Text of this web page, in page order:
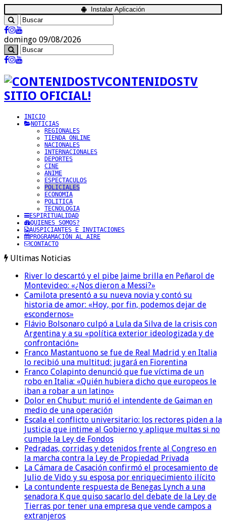
Instalar Aplicación
domingo 09/08/2026
CONTENIDOSTV
SITIO OFICIAL!
INICIO
NOTICIAS
REGIONALES
TIENDA ONLINE
NACIONALES
INTERNACIONALES
DEPORTES
CINE
ANIME
ESPECTACULOS
POLICIALES
ECONOMIA
POLITICA
TECNOLOGIA
ESPIRITUALIDAD
QUIENES SOMOS?
AUSPICIANTES E INVITACIONES
PROGRAMACIÓN AL AIRE
CONTACTO
Ultimas Noticias
River lo descartó y el pibe Jaime brilla en Peñarol de
Montevideo: «¿Nos dieron a Messi?»
Camilota presentó a su nueva novia y contó su
historia de amor: «Hoy, por fin, podemos dejar de
escondernos»
Flávio Bolsonaro culpó a Lula da Silva de la crisis con
Argentina y a su «política exterior ideologizada y de
confrontación»
Franco Mastantuono se fue de Real Madrid y en Italia
lo recibió una multitud: jugará en Fiorentina
Franco Colapinto denunció que fue víctima de un
robo en Italia: «Quién hubiera dicho que europeos le
iban a robar a un latino»
Dolor en Chubut: murió el intendente de Gaiman en
medio de una operación
Escala el conflicto universitario: los rectores piden a la
Justicia que intime al Gobierno y aplique multas si no
cumple la Ley de Fondos
Pedradas, corridas y detenidos frente al Congreso en
la marcha contra la Ley de Propiedad Privada
La Cámara de Casación confirmó el procesamiento de
Julio de Vido y su esposa por enriquecimiento ilícito
La contundente respuesta de Benegas Lynch a una
senadora K que quiso sacarlo del debate de la Ley de
Tierras por tener una empresa que vende campos a
extranjeros